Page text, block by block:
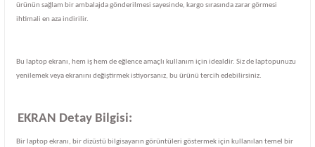
ürünün sağlam bir ambalajda gönderilmesi sayesinde, kargo sırasında zarar görmesi
ihtimali en aza indirilir.
Bu laptop ekranı, hem iş hem de eğlence amaçlı kullanım için idealdir. Siz de laptopunuzu
yenilemek veya ekranını değiştirmek istiyorsanız, bu ürünü tercih edebilirsiniz.
EKRAN Detay Bilgisi:
Bir laptop ekranı, bir dizüstü bilgisayarın görüntüleri göstermek için kullanılan temel bir